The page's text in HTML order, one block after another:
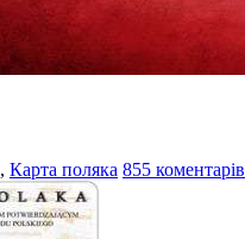
, Карта поляка 855 коментарів